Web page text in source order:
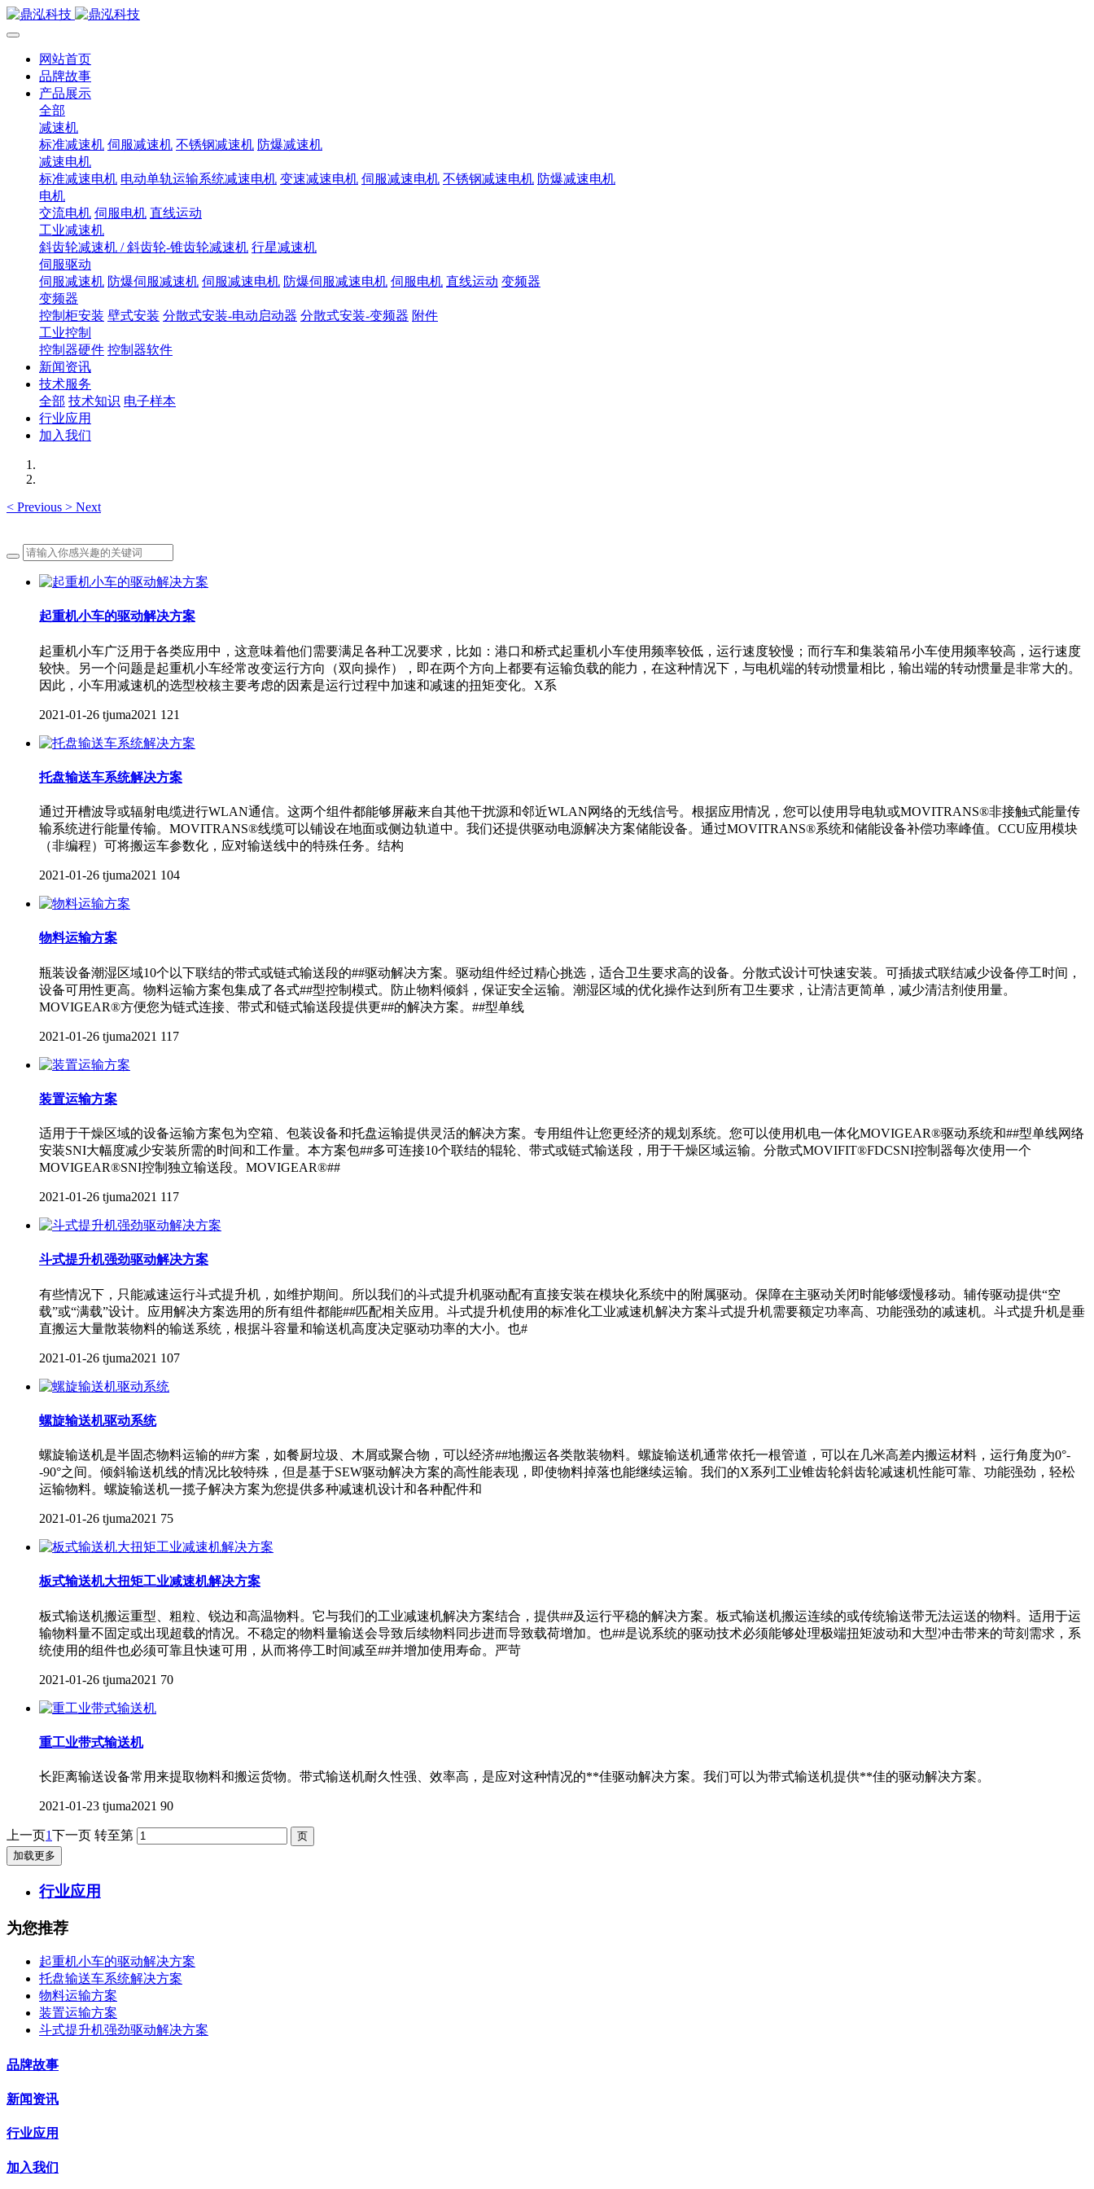
网站首页
品牌故事
产品展示
全部
减速机
标准减速机 伺服减速机 不锈钢减速机 防爆减速机
减速电机
标准减速电机 电动单轨运输系统减速电机 变速减速电机 伺服减速电机 不锈钢减速电机 防爆减速电机
电机
交流电机 伺服电机 直线运动
工业减速机
斜齿轮减速机 / 斜齿轮-锥齿轮减速机 行星减速机
伺服驱动
伺服减速机 防爆伺服减速机 伺服减速电机 防爆伺服减速电机 伺服电机 直线运动 变频器
变频器
控制柜安装 壁式安装 分散式安装-电动启动器 分散式安装-变频器 附件
工业控制
控制器硬件 控制器软件
新闻资讯
技术服务
全部 技术知识 电子样本
行业应用
加入我们
< Previous > Next
起重机小车的驱动解决方案
起重机小车广泛用于各类应用中，这意味着他们需要满足各种工况要求，比如：港口和桥式起重机小车使用频率较低，运行速度较慢；而行车和集装箱吊小车使用频率较高，运行速度
较快。另一个问题是起重机小车经常改变运行方向（双向操作），即在两个方向上都要有运输负载的能力，在这种情况下，与电机端的转动惯量相比，输出端的转动惯量是非常大的。
因此，小车用减速机的选型校核主要考虑的因素是运行过程中加速和减速的扭矩变化。X系
2021-01-26 tjuma2021 121
托盘输送车系统解决方案
通过开槽波导或辐射电缆进行WLAN通信。这两个组件都能够屏蔽来自其他干扰源和邻近WLAN网络的无线信号。根据应用情况，您可以使用导电轨或MOVITRANS®非接触式能量传
输系统进行能量传输。MOVITRANS®线缆可以铺设在地面或侧边轨道中。我们还提供驱动电源解决方案储能设备。通过MOVITRANS®系统和储能设备补偿功率峰值。CCU应用模块
（非编程）可将搬运车参数化，应对输送线中的特殊任务。结构
2021-01-26 tjuma2021 104
物料运输方案
瓶装设备潮湿区域10个以下联结的带式或链式输送段的##驱动解决方案。驱动组件经过精心挑选，适合卫生要求高的设备。分散式设计可快速安装。可插拔式联结减少设备停工时间，
设备可用性更高。物料运输方案包集成了各式##型控制模式。防止物料倾斜，保证安全运输。潮湿区域的优化操作达到所有卫生要求，让清洁更简单，减少清洁剂使用量。
MOVIGEAR®方便您为链式连接、带式和链式输送段提供更##的解决方案。##型单线
2021-01-26 tjuma2021 117
装置运输方案
适用于干燥区域的设备运输方案包为空箱、包装设备和托盘运输提供灵活的解决方案。专用组件让您更经济的规划系统。您可以使用机电一体化MOVIGEAR®驱动系统和##型单线网络
安装SNI大幅度减少安装所需的时间和工作量。本方案包##多可连接10个联结的辊轮、带式或链式输送段，用于干燥区域运输。分散式MOVIFIT®FDCSNI控制器每次使用一个
MOVIGEAR®SNI控制独立输送段。MOVIGEAR®##
2021-01-26 tjuma2021 117
斗式提升机强劲驱动解决方案
有些情况下，只能减速运行斗式提升机，如维护期间。所以我们的斗式提升机驱动配有直接安装在模块化系统中的附属驱动。保障在主驱动关闭时能够缓慢移动。辅传驱动提供“空
载”或“满载”设计。应用解决方案选用的所有组件都能##匹配相关应用。斗式提升机使用的标准化工业减速机解决方案斗式提升机需要额定功率高、功能强劲的减速机。斗式提升机是垂
直搬运大量散装物料的输送系统，根据斗容量和输送机高度决定驱动功率的大小。也#
2021-01-26 tjuma2021 107
螺旋输送机驱动系统
螺旋输送机是半固态物料运输的##方案，如餐厨垃圾、木屑或聚合物，可以经济##地搬运各类散装物料。螺旋输送机通常依托一根管道，可以在几米高差内搬运材料，运行角度为0°-
-90°之间。倾斜输送机线的情况比较特殊，但是基于SEW驱动解决方案的高性能表现，即使物料掉落也能继续运输。我们的X系列工业锥齿轮斜齿轮减速机性能可靠、功能强劲，轻松
运输物料。螺旋输送机一揽子解决方案为您提供多种减速机设计和各种配件和
2021-01-26 tjuma2021 75
板式输送机大扭矩工业减速机解决方案
板式输送机搬运重型、粗粒、锐边和高温物料。它与我们的工业减速机解决方案结合，提供##及运行平稳的解决方案。板式输送机搬运连续的或传统输送带无法运送的物料。适用于运
输物料量不固定或出现超载的情况。不稳定的物料量输送会导致后续物料同步进而导致载荷增加。也##是说系统的驱动技术必须能够处理极端扭矩波动和大型冲击带来的苛刻需求，系
统使用的组件也必须可靠且快速可用，从而将停工时间减至##并增加使用寿命。严苛
2021-01-26 tjuma2021 70
重工业带式输送机
长距离输送设备常用来提取物料和搬运货物。带式输送机耐久性强、效率高，是应对这种情况的**佳驱动解决方案。我们可以为带式输送机提供**佳的驱动解决方案。
2021-01-23 tjuma2021 90
上一页1下一页 转至第
加载更多
行业应用
为您推荐
起重机小车的驱动解决方案
托盘输送车系统解决方案
物料运输方案
装置运输方案
斗式提升机强劲驱动解决方案
品牌故事
新闻资讯
行业应用
加入我们